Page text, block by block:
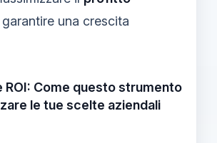
una crescita
ROI: Come questo strumento
le tue scelte aziendali